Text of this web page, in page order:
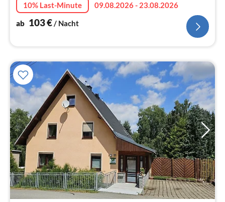
10% Last-Minute
09.08.2026 - 23.08.2026
ab 103€/ Nacht